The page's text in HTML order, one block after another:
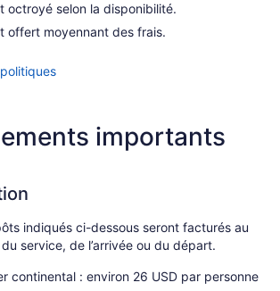
octroyé selon la disponibilité.
offert moyennant des frais.
importants
indiqués ci-dessous seront facturés au
service, de l’arrivée ou du départ.
continental : environ 26 USD par personne